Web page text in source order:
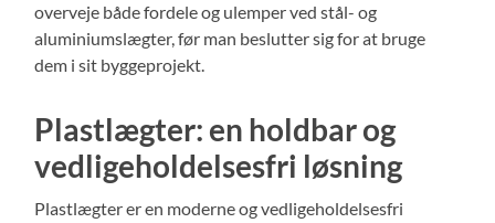
overveje både fordele og ulemper ved stål- og
aluminiumslægter, før man beslutter sig for at bruge
dem i sit byggeprojekt.
Plastlægter: en holdbar og
vedligeholdelsesfri løsning
Plastlægter er en moderne og vedligeholdelsesfri